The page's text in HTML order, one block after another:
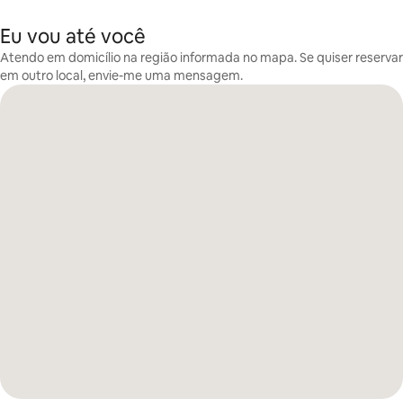
Eu vou até você
Atendo em domicílio na região informada no mapa. Se quiser reservar
em outro local, envie-me uma mensagem.